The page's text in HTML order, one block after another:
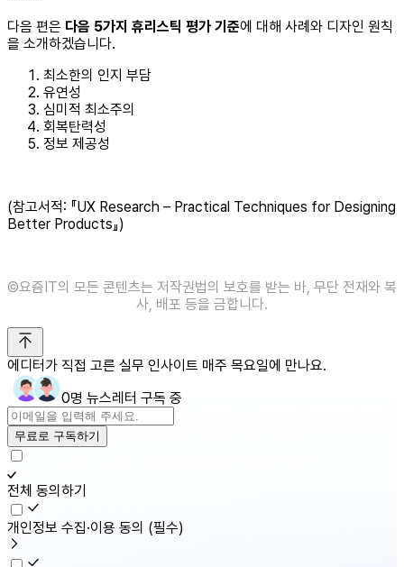
다음 편은 다음 5가지 휴리스틱 평가 기준에 대해 사례와 디자인 원칙
을 소개하겠습니다.
최소한의 인지 부담
유연성
심미적 최소주의
회복탄력성
정보 제공성
(참고서적: 『UX Research – Practical Techniques for Designing
Better Products』)
©️요즘IT의 모든 콘텐츠는 저작권법의 보호를 받는 바, 무단 전재와 복
사, 배포 등을 금합니다.
에디터가 직접 고른 실무 인사이트 매주 목요일에 만나요.
0명 뉴스레터 구독 중
무료로 구독하기
전체 동의하기
개인정보 수집·이용 동의 (필수)